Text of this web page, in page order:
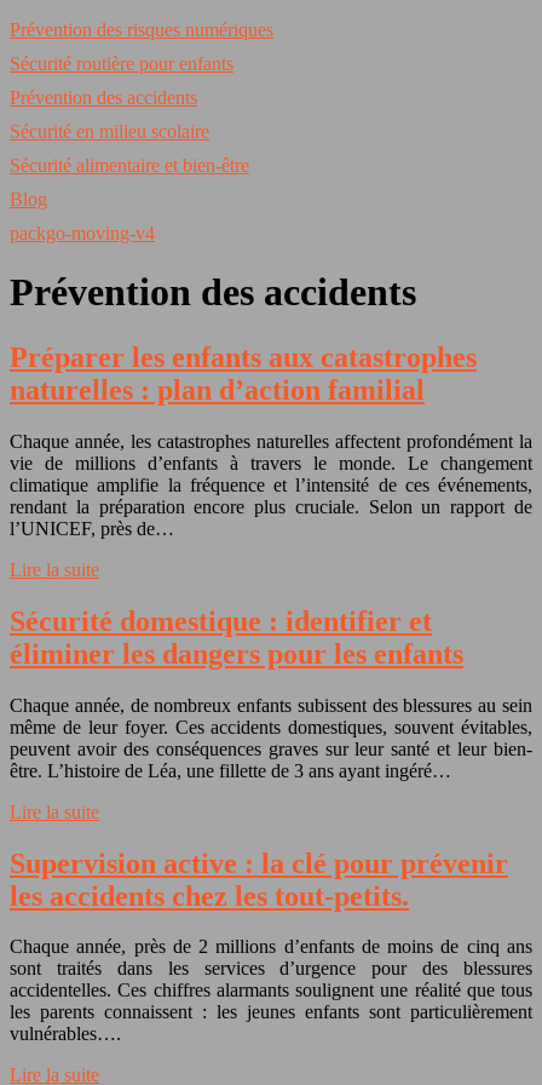
Prévention des risques numériques
Sécurité routière pour enfants
Prévention des accidents
Sécurité en milieu scolaire
Sécurité alimentaire et bien-être
Blog
packgo-moving-v4
Prévention des accidents
Préparer les enfants aux catastrophes
naturelles : plan d’action familial
Chaque année, les catastrophes naturelles affectent profondément la
vie de millions d’enfants à travers le monde. Le changement
climatique amplifie la fréquence et l’intensité de ces événements,
rendant la préparation encore plus cruciale. Selon un rapport de
l’UNICEF, près de…
Lire la suite
Sécurité domestique : identifier et
éliminer les dangers pour les enfants
Chaque année, de nombreux enfants subissent des blessures au sein
même de leur foyer. Ces accidents domestiques, souvent évitables,
peuvent avoir des conséquences graves sur leur santé et leur bien-
être. L’histoire de Léa, une fillette de 3 ans ayant ingéré…
Lire la suite
Supervision active : la clé pour prévenir
les accidents chez les tout-petits.
Chaque année, près de 2 millions d’enfants de moins de cinq ans
sont traités dans les services d’urgence pour des blessures
accidentelles. Ces chiffres alarmants soulignent une réalité que tous
les parents connaissent : les jeunes enfants sont particulièrement
vulnérables….
Lire la suite